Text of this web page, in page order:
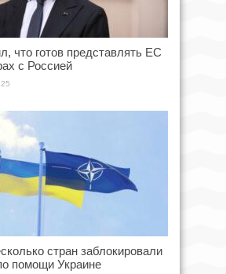
что готов представлять ЕС
с Россией
стран заблокировали
помощи Украине